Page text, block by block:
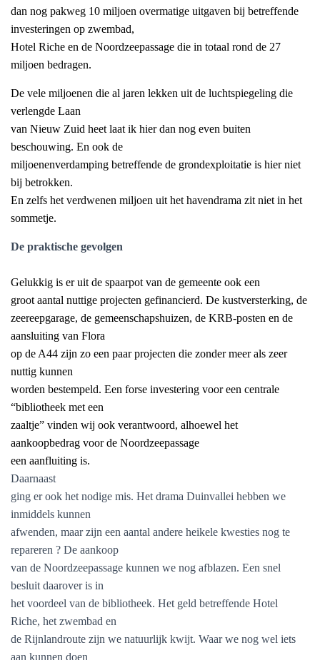
dan nog pakweg 10 miljoen overmatige uitgaven bij betreffende
investeringen op zwembad,
Hotel Riche en de Noordzeepassage die in totaal rond de 27
miljoen bedragen.
De vele miljoenen die al jaren lekken uit de luchtspiegeling die
verlengde Laan
van Nieuw Zuid heet laat ik hier dan nog even buiten
beschouwing. En ook de
miljoenenverdamping betreffende de grondexploitatie is hier niet
bij betrokken.
En zelfs het verdwenen miljoen uit het havendrama zit niet in het
sommetje.
De praktische gevolgen
Gelukkig is er uit de spaarpot van de gemeente ook een
groot aantal nuttige projecten gefinancierd. De kustversterking, de
zeereepgarage, de gemeenschapshuizen, de KRB-posten en de
aansluiting van Flora
op de A44 zijn zo een paar projecten die zonder meer als zeer
nuttig kunnen
worden bestempeld. Een forse investering voor een centrale
“bibliotheek met een
zaaltje” vinden wij ook verantwoord, alhoewel het
aankoopbedrag voor de Noordzeepassage
een aanfluiting is.
Daarnaast
ging er ook het nodige mis. Het drama Duinvallei hebben we
inmiddels kunnen
afwenden, maar zijn een aantal andere heikele kwesties nog te
repareren ? De aankoop
van de Noordzeepassage kunnen we nog afblazen. Een snel
besluit daarover is in
het voordeel van de bibliotheek. Het geld betreffende Hotel
Riche, het zwembad en
de Rijnlandroute zijn we natuurlijk kwijt. Waar we nog wel iets
aan kunnen doen